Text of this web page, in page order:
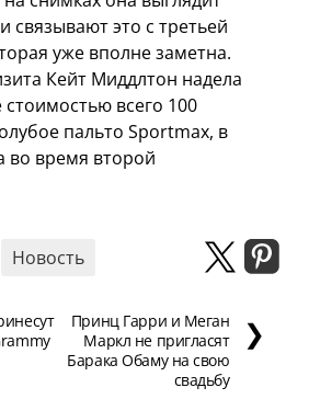
связывают это с третьей
уже вполне заметна.
Кейт Миддлтон надела
всего 100
пальто Sportmax, в
во время второй
Новость
Принц Гарри и Меган
Маркл не пригласят
Барака Обаму на свою
свадьбу
❯